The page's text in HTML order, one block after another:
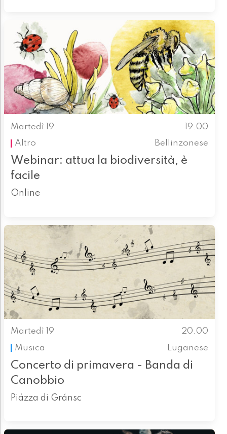
Martedì 19
19.00
Altro
Bellinzonese
Webinar: attua la biodiversità, è
facile
Online
Martedì 19
20.00
Musica
Luganese
Concerto di primavera - Banda di
Canobbio
Piázza di Gránsc